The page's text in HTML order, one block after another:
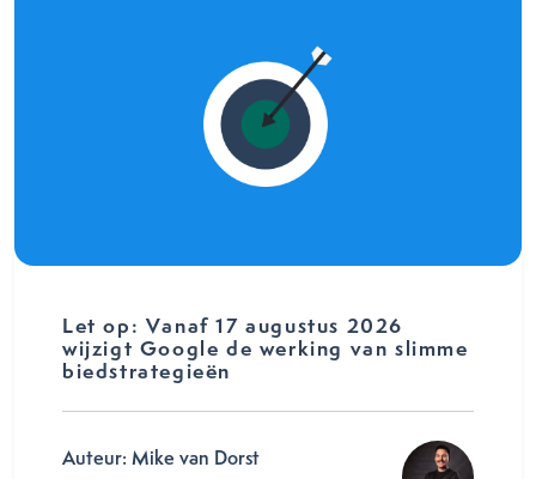
Let op: Vanaf 17 augustus 2026
wijzigt Google de werking van slimme
biedstrategieën
Auteur: Mike van Dorst